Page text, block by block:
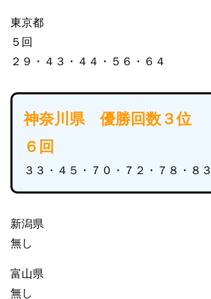
東京都
５回
２９・４３・４４・５６・６４
神奈川県 優勝回数３位
６回
３３・４５・７０・７２・７８・８３
新潟県
無し
富山県
無し